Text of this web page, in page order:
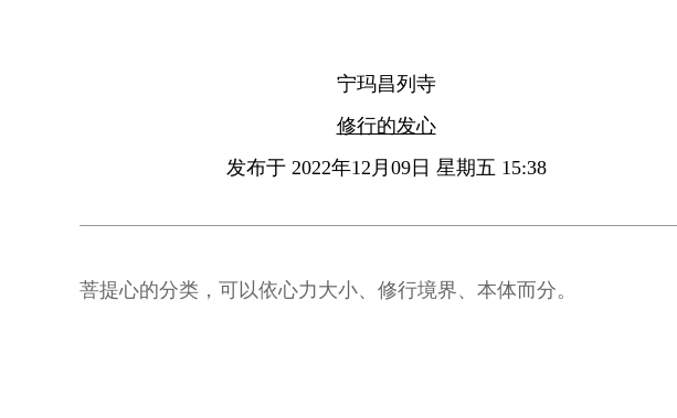
宁玛昌列寺
修行的发心
发布于 2022年12月09日 星期五 15:38
菩提心的分类，可以依心力大小、修行境界、本体而分。